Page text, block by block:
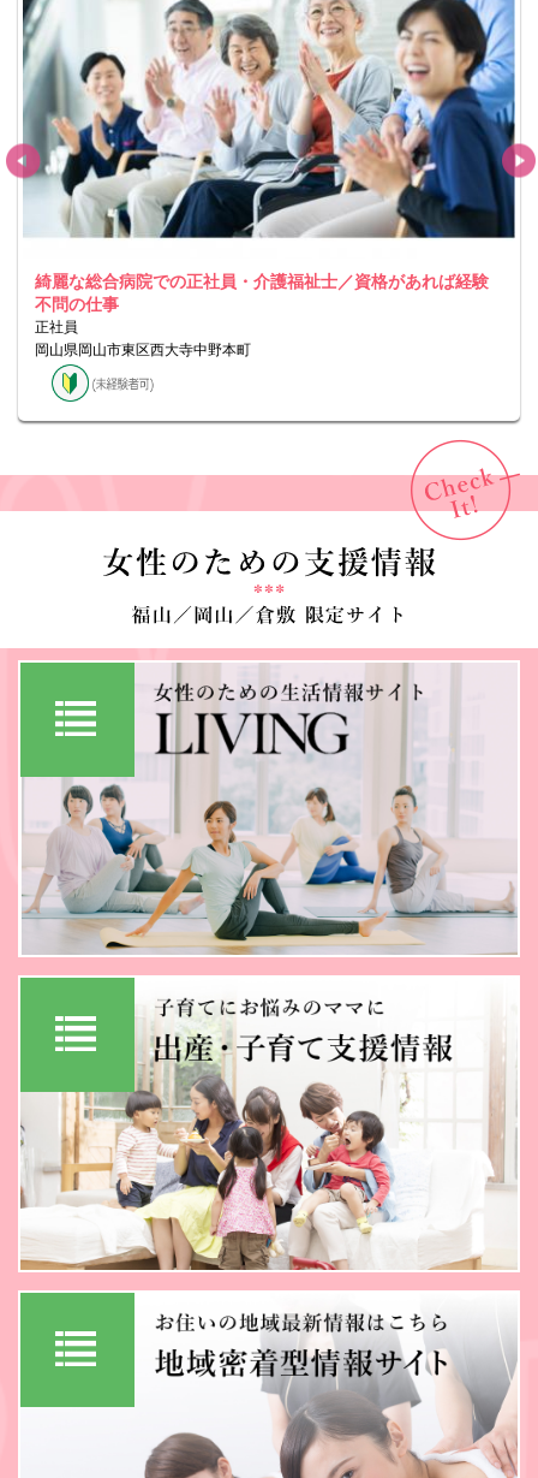
綺麗な総合病院での正社員・介護福祉士／資格があれば経験
不問の仕事
正社員
岡山県岡山市東区西大寺中野本町